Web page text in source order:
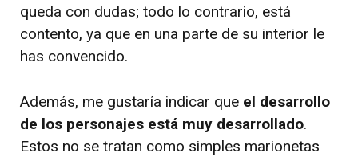
queda con dudas; todo lo contrario, está
contento, ya que en una parte de su interior le
has convencido.
Además, me gustaría indicar que el desarrollo
de los personajes está muy desarrollado.
Estos no se tratan como simples marionetas